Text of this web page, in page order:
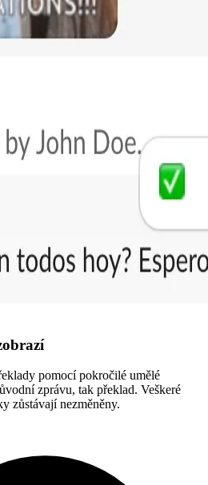
pomocí pokročilé umělé
zprávu, tak překlad. Veškeré
zůstávají nezměněny.